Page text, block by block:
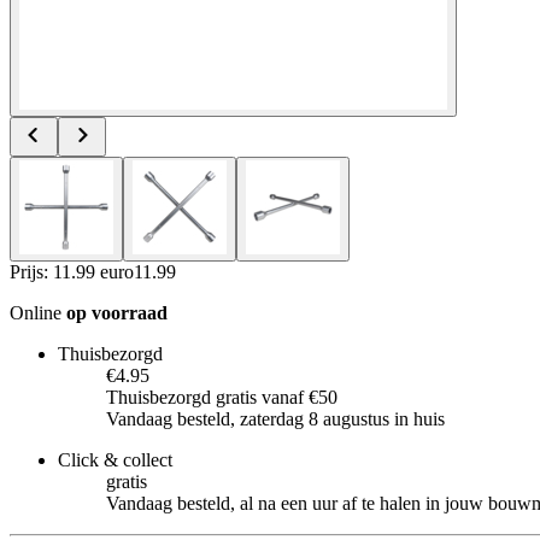
Prijs: 11.99 euro11 .99
Online op voorraad
Thuisbezorgd
€4.95
Thuisbezorgd gratis vanaf €50
Vandaag besteld, zaterdag 8 augustus in huis
Click & collect
gratis
Vandaag besteld, al na een uur af te halen in jouw